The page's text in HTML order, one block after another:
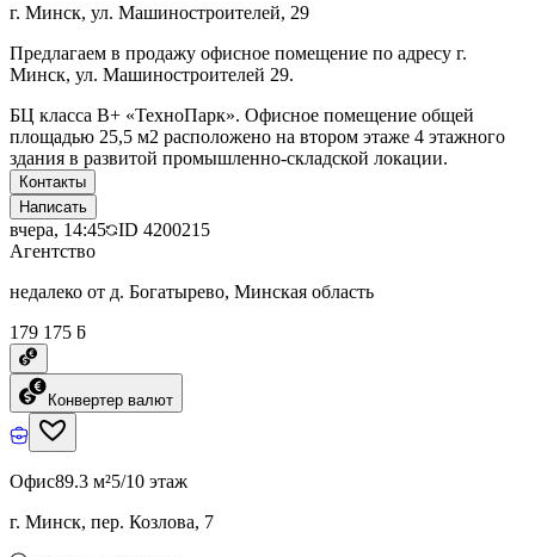
г. Минск, ул. Машиностроителей, 29
Предлагаем в продажу офисное помещение по адресу г.
Минск, ул. Машиностроителей 29.
БЦ класcа B+ «ТехноПарк». Офисное помещение общей
площадью 25,5 м2 расположено на втором этаже 4 этажного
здания в развитой промышленно-складской локации.
Контакты
Написать
вчера, 14:45 ID 4200215
Агентство
недалеко от д. Богатырево, Минская область
179 175 ƃ
Конвертер валют
Офис89.3 м²5/10 этаж
г. Минск, пер. Козлова, 7